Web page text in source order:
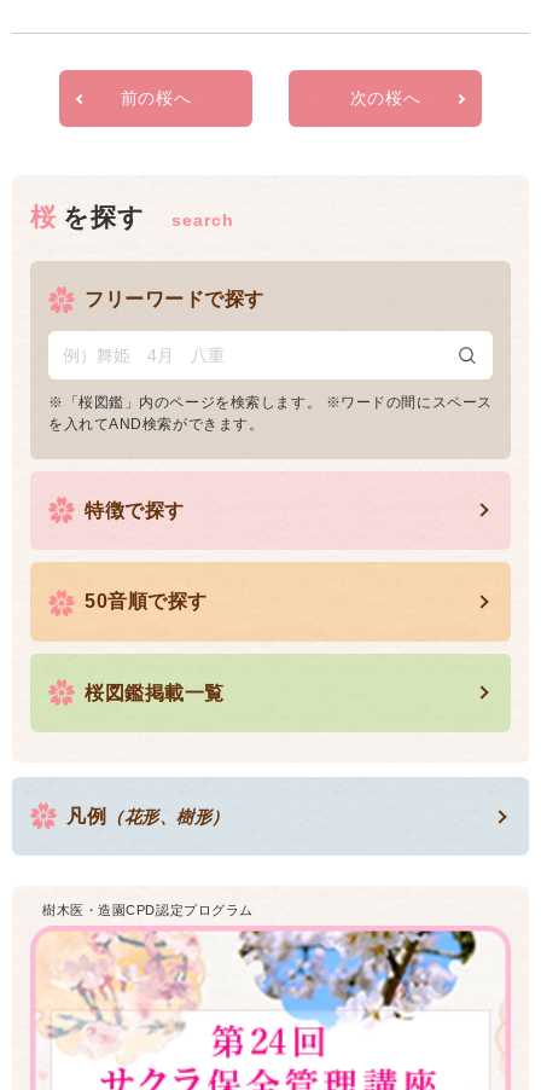
桜を探す
フリーワードで探す
※「桜図鑑」内のページを検索します。 ※ワードの間にスペース
を入れてAND検索ができます。
特徴で探す
50音順で探す
桜図鑑掲載一覧
凡例 （花形、樹形）
樹木医・造園CPD認定プログラム
前の桜へ 次の桜へ